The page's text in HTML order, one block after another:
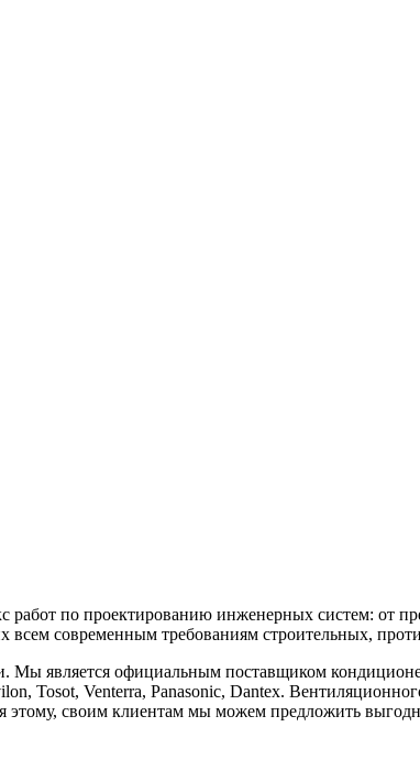
по проектированию инженерных систем: от
современным требованиям строительных,
является официальным поставщиком
Tosot, Venterra, Panasonic, Dantex.
своим клиентам мы можем предложить